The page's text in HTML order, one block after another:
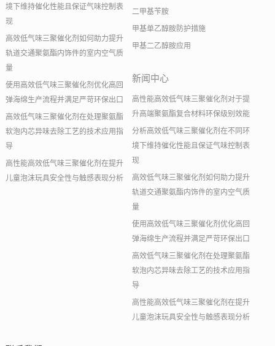
境下维持催化性能且保证气味控制表
现
高效低气味三聚催化剂如何助力提升
轨道交通聚氨酯内饰件的室内空气质
量
使用高效低气味三聚催化剂优化高回
弹海绵生产流程并满足严苛环保出口
高效低气味三聚催化剂在处理聚氨酯
软泡内芯异味去除工艺的技术应用指
导
高性能高效低气味三聚催化剂在提升
儿童泡沫玩具安全性与触感表现分析
二甲基苄胺
甲基单乙醇胺防护措施
甲基二乙醇胺应用
新闻中心
高性能高效低气味三聚催化剂对于提
升高端聚氨酯复合材料环保级别效能
分析高效低气味三聚催化剂在不同环
境下维持催化性能且保证气味控制表
现
高效低气味三聚催化剂如何助力提升
轨道交通聚氨酯内饰件的室内空气质
量
使用高效低气味三聚催化剂优化高回
弹海绵生产流程并满足严苛环保出口
高效低气味三聚催化剂在处理聚氨酯
软泡内芯异味去除工艺的技术应用指
导
高性能高效低气味三聚催化剂在提升
儿童泡沫玩具安全性与触感表现分析